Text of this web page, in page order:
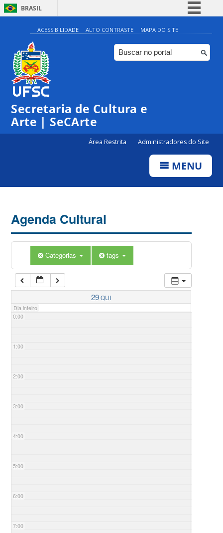
BRASIL
Simplifique!
Comunica BR
Participe
ACESSIBILIDADE ALTO CONTRASTE MAPA DO SITE
Secretaria de Cultura e
Arte | SeCArte
Área Restrita Administradores do Site
MENU
Agenda Cultural
Categorias tags
29QUI
Dia inteiro
0:00
1:00
2:00
3:00
4:00
5:00
6:00
7:00